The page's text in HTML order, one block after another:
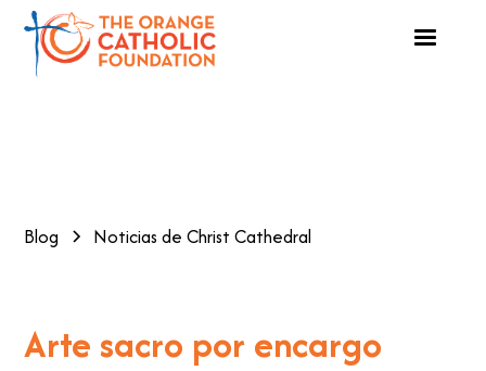
Blog Noticias de Christ Cathedral
Arte sacro por encargo